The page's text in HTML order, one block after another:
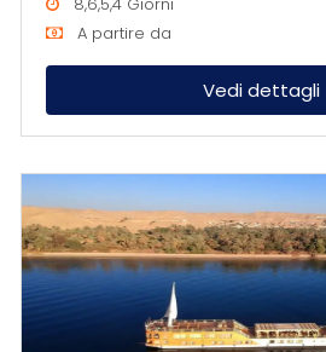
A partire da
Vedi dettagli